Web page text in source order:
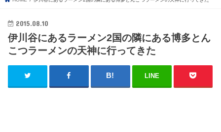
2015.08.10
伊川谷にあるラーメン2国の隣にある博多とん
こつラーメンの天神に行ってきた
LINE